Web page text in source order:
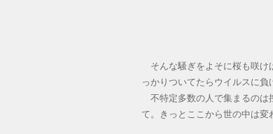
そんな騒ぎをよそに桜も咲け
っかりついてたらウイルスに負
不特定多数の人で集まるのは
て。きっとここから世の中は変